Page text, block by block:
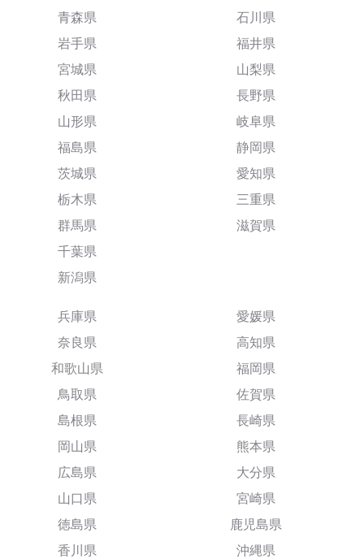
青森県
岩手県
宮城県
秋田県
山形県
福島県
茨城県
栃木県
群馬県
千葉県
新潟県
石川県
福井県
山梨県
長野県
岐阜県
静岡県
愛知県
三重県
滋賀県
兵庫県
奈良県
和歌山県
鳥取県
島根県
岡山県
広島県
山口県
徳島県
香川県
愛媛県
高知県
福岡県
佐賀県
長崎県
熊本県
大分県
宮崎県
鹿児島県
沖縄県